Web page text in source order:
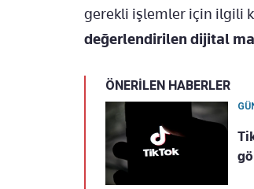
gerekli işlemler için ilgili
değerlendirilen dijital
ÖNERİLEN HABERLER